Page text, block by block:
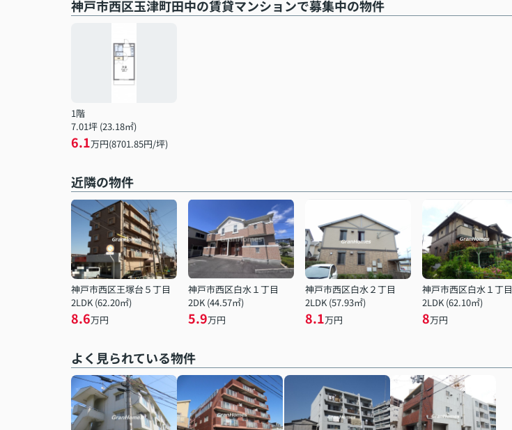
神戸市西区玉津町田中の賃貸マンションで募集中の物件
1階
7.01坪 (23.18㎡)
6.1万円(8701.85円/坪)
近隣の物件
神戸市西区王塚台５丁目
2LDK (62.20㎡)
8.6万円
神戸市西区白水１丁目
2DK (44.57㎡)
5.9万円
神戸市西区白水２丁目
2LDK (57.93㎡)
8.1万円
神戸市西区白水１丁目
2LDK (62.10㎡)
8万円
よく見られている物件